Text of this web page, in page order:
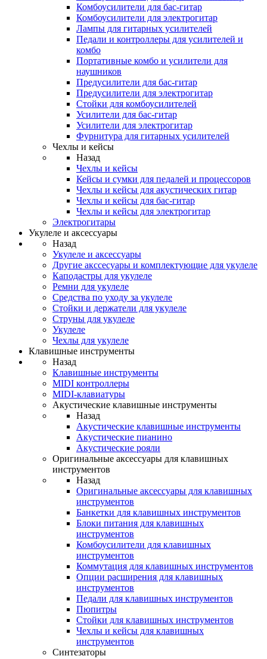
Комбоусилители для бас-гитар
Комбоусилители для электрогитар
Лампы для гитарных усилителей
Педали и контроллеры для усилителей и
комбо
Портативные комбо и усилители для
наушников
Предусилители для бас-гитар
Предусилители для электрогитар
Стойки для комбоусилителей
Усилители для бас-гитар
Усилители для электрогитар
Фурнитура для гитарных усилителей
Чехлы и кейсы
Назад
Чехлы и кейсы
Кейсы и сумки для педалей и процессоров
Чехлы и кейсы для акустических гитар
Чехлы и кейсы для бас-гитар
Чехлы и кейсы для электрогитар
Электрогитары
Укулеле и аксессуары
Назад
Укулеле и аксессуары
Другие акссесуары и комплектующие для укулеле
Каподастры для укулеле
Ремни для укулеле
Средства по уходу за укулеле
Стойки и держатели для укулеле
Струны для укулеле
Укулеле
Чехлы для укулеле
Клавишные инструменты
Назад
Клавишные инструменты
MIDI контроллеры
MIDI-клавиатуры
Акустические клавишные инструменты
Назад
Акустические клавишные инструменты
Акустические пианино
Акустические рояли
Оригинальные аксессуары для клавишных
инструментов
Назад
Оригинальные аксессуары для клавишных
инструментов
Банкетки для клавишных инструментов
Блоки питания для клавишных
инструментов
Комбоусилители для клавишных
инструментов
Коммутация для клавишных инструментов
Опции расширения для клавишных
инструментов
Педали для клавишных инструментов
Пюпитры
Стойки для клавишных инструментов
Чехлы и кейсы для клавишных
инструментов
Синтезаторы